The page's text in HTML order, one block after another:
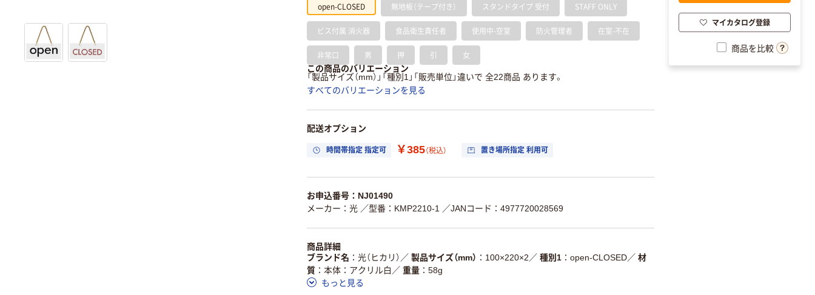
open-CLOSED 無地板（テープ付き） スタンドタイプ 受付 STAFF ONLY
ビス付属 消火器 食品衛生責任者 使用中-空室 防火管理者 在室-不在
非常口 男 押 引 女
この商品のバリエーション
「製品サイズ（mm）」「種別1」「販売単位」違いで 全22商品 あります。
すべてのバリエーションを見る
配送オプション
時間帯指定 指定可 ￥385（税込） 置き場所指定 利用可
お申込番号：NJ01490
メーカー：光 ／型番：KMP2210-1 ／JANコード：4977720028569
商品詳細
ブランド名
光（ヒカリ） ／ 製品サイズ（mm） 100×220×2 ／ 種別1 open-CLOSED／ 材
質
本体：アクリル白 ／ 重量
58g
もっと見る
マイカタログ登録
商品を比較